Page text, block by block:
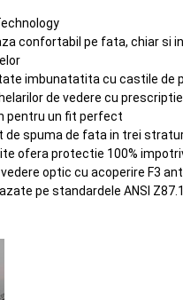
confortabil pe fata, chiar si
imbunatatita cu castile de
de vedere cu
pentru un fit perfect
spuma de fata in trei
ofera protectie 100%
optic cu acoperire F3
pe standardele ANSI